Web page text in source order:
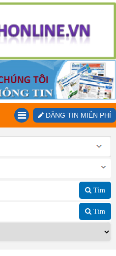
ĐĂNG TIN MIỄN PHÍ
Tìm
Tìm